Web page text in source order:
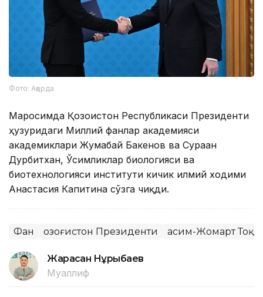
Фото: Ақорда
Маросимда Қозоғистон Республикаси Президенти
ҳузуридаги Миллий фанлар академияси
академиклари Жумабай Бакенов ва Сураған
Дурбитхан, Ўсимликлар биологияси ва
биотехнологияси институти кичик илмий ходими
Анастасия Капитина сўзга чиқди.
Фан Қозоғистон Президенти Қасим-Жомарт
Жарасқан Нұрыбаев
Муаллиф